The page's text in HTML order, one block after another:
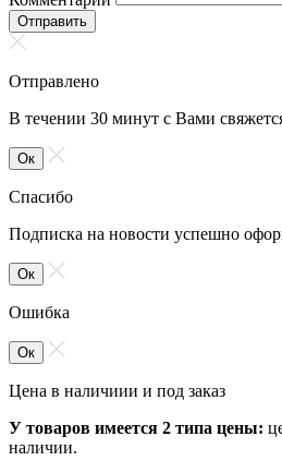
Отправить
Отправлено
В течении 30 минут с Вами
Ок
Спасибо
Подписка на новости успешно
Ок
Ошибка
Ок
Цена в наличиии и под заказ
У товаров имеется 2 типа цены:
наличии.